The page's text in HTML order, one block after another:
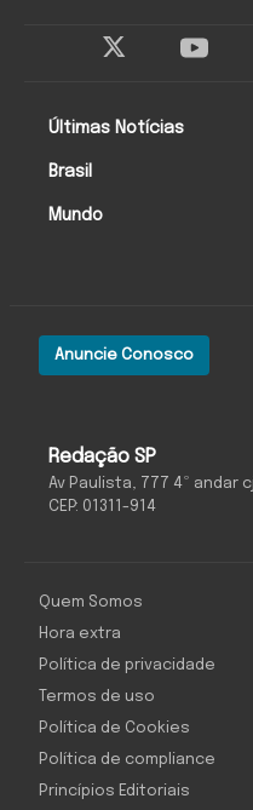
Redação SP
Av Paulista, 777 4º andar
CEP: 01311-914
Anuncie Conosco
Últimas Notícias
Brasil
Mundo
Quem Somos
Hora extra
Política de privacidade
Termos de uso
Política de Cookies
Política de compliance
Princípios Editoriais